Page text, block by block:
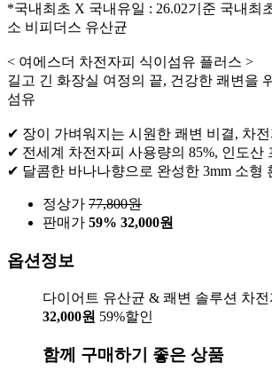
*국내최초 X 국내유일 : 26.02기준 국내최
소 비피더스 유산균
< 여에스더 차전자피 식이섬유 플러스 >
길고 긴 화장실 여정의 끝, 건강한 쾌변을
섬유
✔ 장이 가벼워지는 시원한 쾌변 비결, 차
✔ 전세계 차전자피 사용량의 85%, 인도산
✔ 달콤한 바나나향으로 완성한 3mm 소형
정상가 77,800원
판매가 59% 32,000원
옵션정보
다이어트 유산균 & 쾌변 솔루션 차전
32,000원 59%할인
함께 구매하기 좋은 상품